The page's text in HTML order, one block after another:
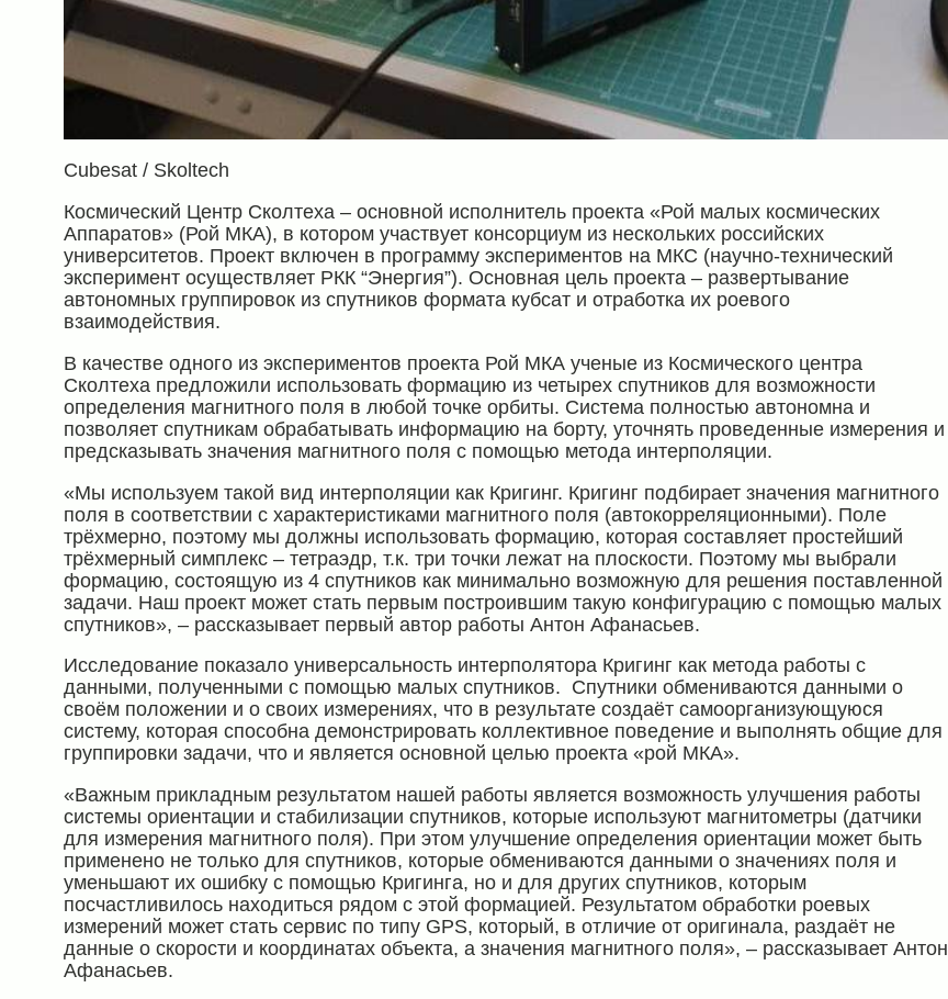
Cubesat / Skoltech
Космический Центр Сколтеха – основной исполнитель проекта «Рой малых космических
Аппаратов» (Рой МКА), в котором участвует консорциум из нескольких российских
университетов. Проект включен в программу экспериментов на МКС (научно-технический
эксперимент осуществляет РКК “Энергия”). Основная цель проекта ­– развертывание
автономных группировок из спутников формата кубсат и отработка их роевого
взаимодействия.
В качестве одного из экспериментов проекта Рой МКА ученые из Космического центра
Сколтеха предложили использовать формацию из четырех спутников для возможности
определения магнитного поля в любой точке орбиты. Система полностью автономна и
позволяет спутникам обрабатывать информацию на борту, уточнять проведенные измерения и
предсказывать значения магнитного поля с помощью метода интерполяции.
«Мы используем такой вид интерполяции как Кригинг. Кригинг подбирает значения магнитного
поля в соответствии с характеристиками магнитного поля (автокорреляционными). Поле
трёхмерно, поэтому мы должны использовать формацию, которая составляет простейший
трёхмерный симплекс – тетраэдр, т.к. три точки лежат на плоскости. Поэтому мы выбрали
формацию, состоящую из 4 спутников как минимально возможную для решения поставленной
задачи. Наш проект может стать первым построившим такую конфигурацию с помощью малых
спутников», – рассказывает первый автор работы Антон Афанасьев.
Исследование показало универсальность интерполятора Кригинг как метода работы с
данными, полученными с помощью малых спутников. Спутники обмениваются данными о
своём положении и о своих измерениях, что в результате создаёт самоорганизующуюся
систему, которая способна демонстрировать коллективное поведение и выполнять общие для
группировки задачи, что и является основной целью проекта «рой МКА».
«Важным прикладным результатом нашей работы является возможность улучшения работы
системы ориентации и стабилизации спутников, которые используют магнитометры (датчики
для измерения магнитного поля). При этом улучшение определения ориентации может быть
применено не только для спутников, которые обмениваются данными о значениях поля и
уменьшают их ошибку с помощью Кригинга, но и для других спутников, которым
посчастливилось находиться рядом с этой формацией. Результатом обработки роевых
измерений может стать сервис по типу GPS, который, в отличие от оригинала, раздаёт не
данные о скорости и координатах объекта, а значения магнитного поля», – рассказывает Антон
Афанасьев.